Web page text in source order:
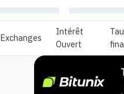
Exchanges
Intérêt
Ouvert